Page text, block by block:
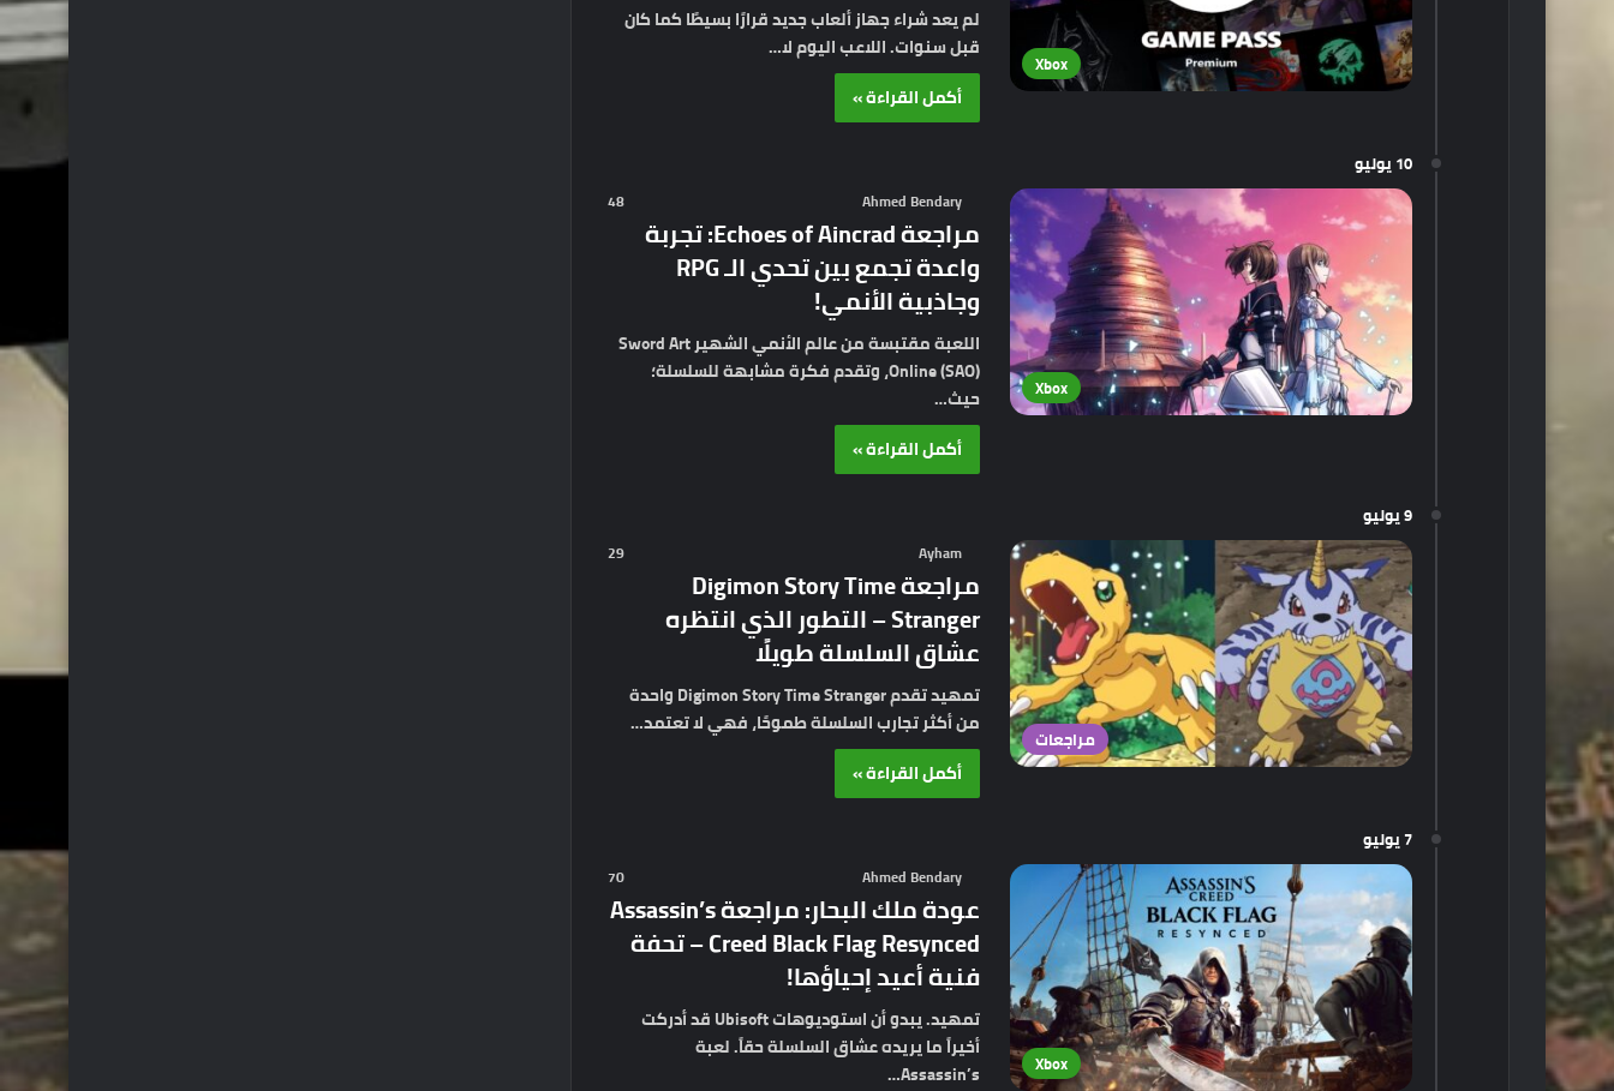
Xbox
لم يعد شراء جهاز ألعاب جديد قرارًا بسيطًا كما كان
قبل سنوات. اللاعب اليوم لا…
أكمل القراءة »
10 يوليو
Xbox
Ahmed Bendary
48
مراجعة Echoes of Aincrad: تجربة
واعدة تجمع بين تحدي الـ RPG
وجاذبية الأنمي!
اللعبة مقتبسة من عالم الأنمي الشهير Sword Art
Online (SAO)، وتقدم فكرة مشابهة للسلسلة؛
حيث…
أكمل القراءة »
9 يوليو
مراجعات
Ayham
29
مراجعة Digimon Story Time
Stranger – التطور الذي انتظره
عشاق السلسلة طويلًا
تمهيد تقدم Digimon Story Time Stranger واحدة
من أكثر تجارب السلسلة طموحًا، فهي لا تعتمد…
أكمل القراءة »
7 يوليو
Xbox
Ahmed Bendary
70
عودة ملك البحار: مراجعة Assassin’s
Creed Black Flag Resynced – تحفة
فنية أعيد إحياؤها!
تمهيد. يبدو أن استوديوهات Ubisoft قد أدركت
أخيراً ما يريده عشاق السلسلة حقاً. لعبة
Assassin’s…